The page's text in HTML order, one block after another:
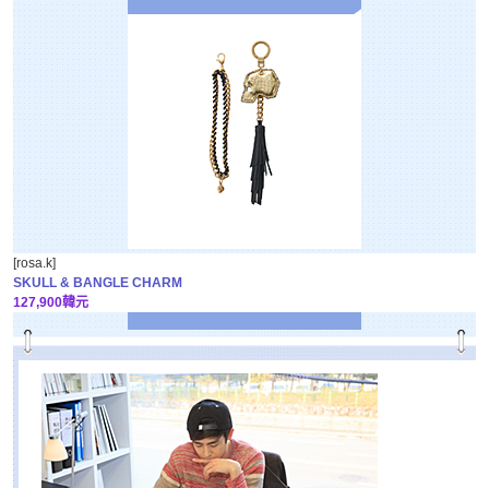
[rosa.k]
SKULL & BANGLE CHARM
127,900韓元